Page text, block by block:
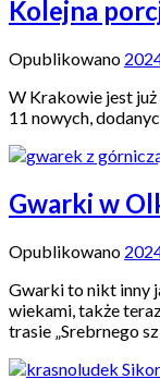
Kolejna
Opublikowano
W Krakowie jest
11 nowych,
Gwarki w
Opublikowano
Gwarki to nikt inny
wiekami, także
trasie „Srebrnego